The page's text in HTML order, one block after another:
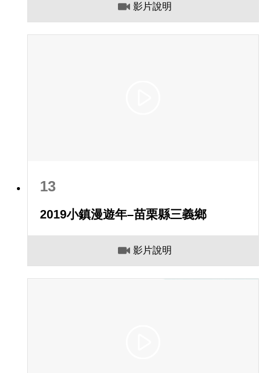
影片說明
13
2019小鎮漫遊年–苗栗縣三義鄉
影片說明